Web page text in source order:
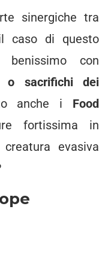
sinergiche tra
caso di questo
benissimo con
o sacrifichi dei
anche i Food
fortissima in
evasiva